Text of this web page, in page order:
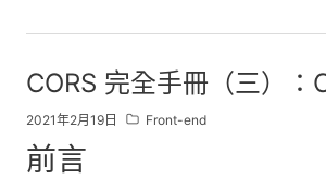
CORS 完全手冊（三）：
2021年2月19日 Front-end
前言